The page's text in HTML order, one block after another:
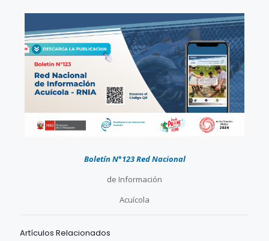
Boletín N°123 Red Nacional
de Información
Acuícola
Artículos Relacionados